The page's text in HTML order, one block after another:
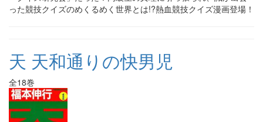
った競技クイズのめくるめく世界とは!?熱血競技クイズ漫画登場！
天 天和通りの快男児
全18巻